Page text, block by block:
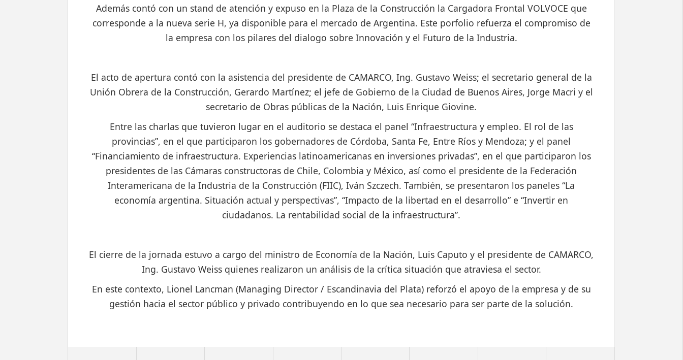
Además contó con un stand de atención y expuso en la Plaza de la Construcción la Cargadora Frontal VOLVOCE que
corresponde a la nueva serie H, ya disponible para el mercado de Argentina. Este porfolio refuerza el compromiso de
la empresa con los pilares del dialogo sobre Innovación y el Futuro de la Industria.
El acto de apertura contó con la asistencia del presidente de CAMARCO, Ing. Gustavo Weiss; el secretario general de la
Unión Obrera de la Construcción, Gerardo Martínez; el jefe de Gobierno de la Ciudad de Buenos Aires, Jorge Macri y el
secretario de Obras públicas de la Nación, Luis Enrique Giovine.
Entre las charlas que tuvieron lugar en el auditorio se destaca el panel “Infraestructura y empleo. El rol de las
provincias”, en el que participaron los gobernadores de Córdoba, Santa Fe, Entre Ríos y Mendoza; y el panel
“Financiamiento de infraestructura. Experiencias latinoamericanas en inversiones privadas”, en el que participaron los
presidentes de las Cámaras constructoras de Chile, Colombia y México, así como el presidente de la Federación
Interamericana de la Industria de la Construcción (FIIC), Iván Szczech. También, se presentaron los paneles “La
economía argentina. Situación actual y perspectivas”, “Impacto de la libertad en el desarrollo” e “Invertir en
ciudadanos. La rentabilidad social de la infraestructura”.
El cierre de la jornada estuvo a cargo del ministro de Economía de la Nación, Luis Caputo y el presidente de CAMARCO,
Ing. Gustavo Weiss quienes realizaron un análisis de la crítica situación que atraviesa el sector.
En este contexto, Lionel Lancman (Managing Director / Escandinavia del Plata) reforzó el apoyo de la empresa y de su
gestión hacia el sector público y privado contribuyendo en lo que sea necesario para ser parte de la solución.